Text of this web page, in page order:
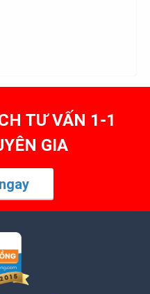
TƯ VẤN 1-1
GIA